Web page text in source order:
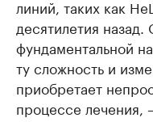
линий, таких как
десятилетия
фундаментальной
ту сложность и
приобретает
процессе лечения,